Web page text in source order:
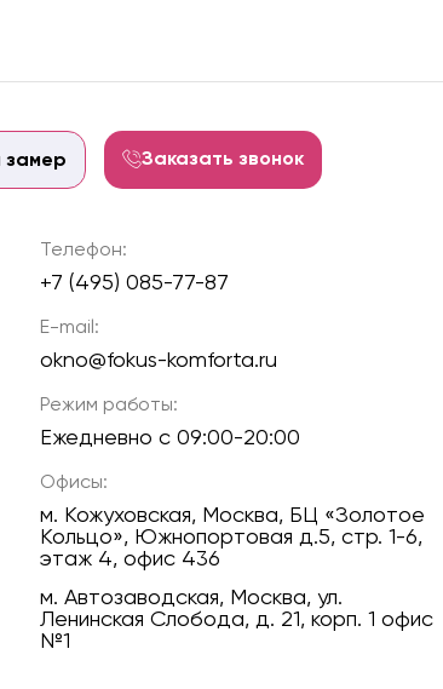
замер Заказать звонок
Телефон:
+7 (495) 085-77-87
E-mail:
okno@fokus-komforta.ru
Режим работы:
Ежедневно с 09:00-20:00
Офисы:
м. Кожуховская, Москва, БЦ «Золотое
Кольцо», Южнопортовая д.5, стр. 1-6,
этаж 4, офис 436
м. Автозаводская, Москва, ул.
Ленинская Слобода, д. 21, корп. 1 офис
№1